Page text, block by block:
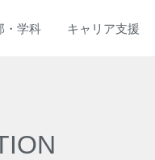
・ 学科 キャリア支援